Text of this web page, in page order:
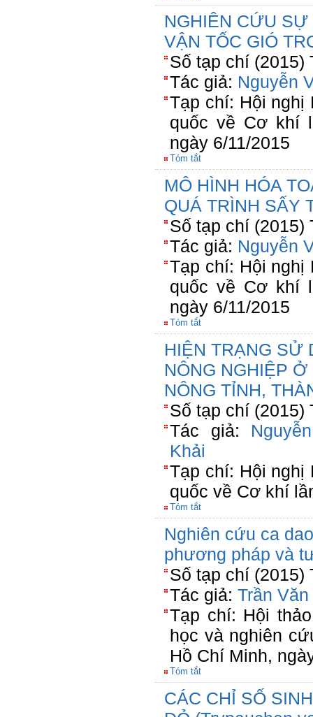
NGHIÊN CỨU
VẬN TỐC GIÓ
Số tạp chí (2015)
Tác giả: Nguyễn
Tạp chí: Hội nghị
quốc về Cơ khí
ngày 6/11/2015
Tóm tắt
MÔ HÌNH HÓA
QUÁ TRÌNH SẤY
Số tạp chí (2015)
Tác giả: Nguyễn
Tạp chí: Hội nghị
quốc về Cơ khí
ngày 6/11/2015
Tóm tắt
HIỆN TRẠNG SỬ
NÔNG NGHIỆP
NÔNG TỈNH,
Số tạp chí (2015)
Tác giả:
Khải
Tạp chí: Hội nghị
quốc về Cơ khí
Tóm tắt
Nghiên cứu ca
phương pháp và
Số tạp chí (2015)
Tác giả: Trần
Tạp chí: Hội
học và nghiên
Hồ Chí Minh,
Tóm tắt
CÁC CHỈ SỐ